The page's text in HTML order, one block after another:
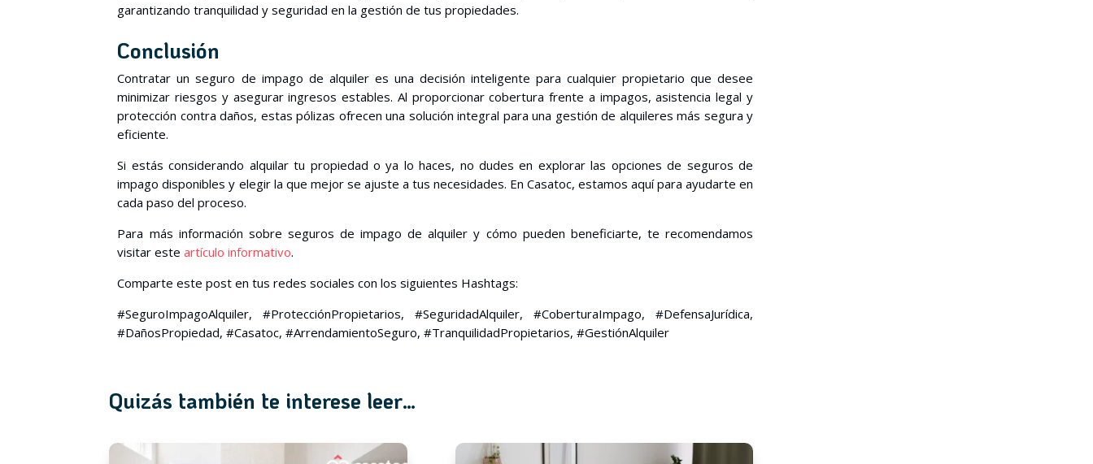
garantizando tranquilidad y seguridad en la gestión de tus propiedades.
Conclusión
Contratar un seguro de impago de alquiler es una decisión inteligente para cualquier propietario que desee
minimizar riesgos y asegurar ingresos estables. Al proporcionar cobertura frente a impagos, asistencia legal y
protección contra daños, estas pólizas ofrecen una solución integral para una gestión de alquileres más segura y
eficiente.
Si estás considerando alquilar tu propiedad o ya lo haces, no dudes en explorar las opciones de seguros de
impago disponibles y elegir la que mejor se ajuste a tus necesidades. En Casatoc, estamos aquí para ayudarte en
cada paso del proceso.
Para más información sobre seguros de impago de alquiler y cómo pueden beneficiarte, te recomendamos
visitar esteartículo informativo.
Comparte este post en tus redes sociales con los siguientes Hashtags:
#SeguroImpagoAlquiler, #ProtecciónPropietarios, #SeguridadAlquiler, #CoberturaImpago, #DefensaJurídica,
#DañosPropiedad, #Casatoc, #ArrendamientoSeguro, #TranquilidadPropietarios, #GestiónAlquiler
Quizás también te interese leer…